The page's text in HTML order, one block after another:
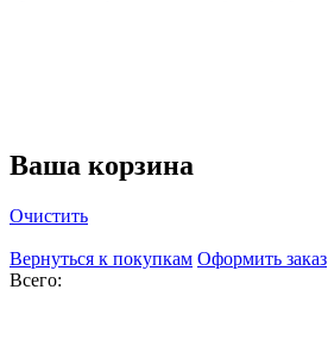
Ваша корзина
Очистить
Вернуться к покупкам Оформить заказ
Всего: